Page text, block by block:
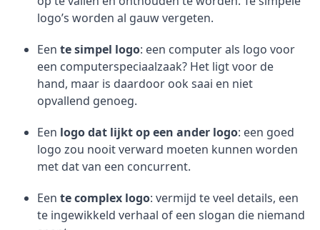
logo’s worden al gauw vergeten.
Een te simpel logo: een computer als logo voor
een computerspeciaalzaak? Het ligt voor de
hand, maar is daardoor ook saai en niet
opvallend genoeg.
Een logo dat lijkt op een ander logo: een goed
logo zou nooit verward moeten kunnen worden
met dat van een concurrent.
Een te complex logo: vermijd te veel details, een
te ingewikkeld verhaal of een slogan die niemand